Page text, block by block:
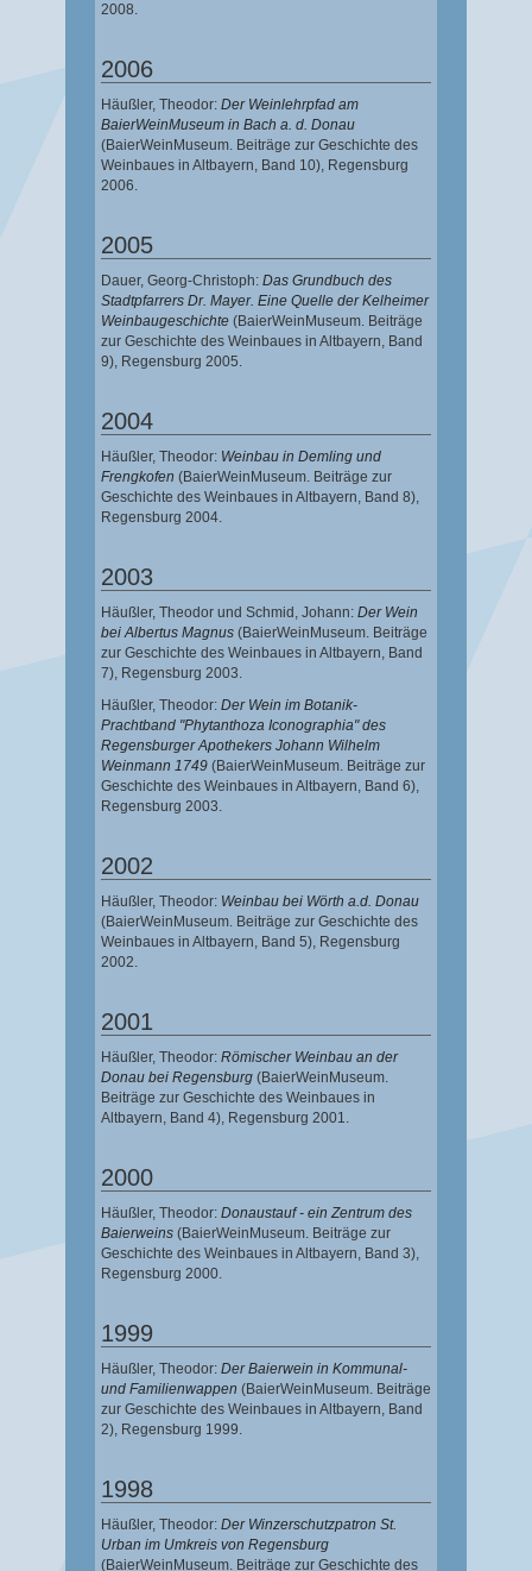
2008.
2006
Häußler, Theodor: Der Weinlehrpfad am
BaierWeinMuseum in Bach a. d. Donau
(BaierWeinMuseum. Beiträge zur Geschichte des
Weinbaues in Altbayern, Band 10), Regensburg
2006.
2005
Dauer, Georg-Christoph: Das Grundbuch des
Stadtpfarrers Dr. Mayer. Eine Quelle der Kelheimer
Weinbaugeschichte (BaierWeinMuseum. Beiträge
zur Geschichte des Weinbaues in Altbayern, Band
9), Regensburg 2005.
2004
Häußler, Theodor: Weinbau in Demling und
Frengkofen (BaierWeinMuseum. Beiträge zur
Geschichte des Weinbaues in Altbayern, Band 8),
Regensburg 2004.
2003
Häußler, Theodor und Schmid, Johann: Der Wein
bei Albertus Magnus (BaierWeinMuseum. Beiträge
zur Geschichte des Weinbaues in Altbayern, Band
7), Regensburg 2003.
Häußler, Theodor: Der Wein im Botanik-
Prachtband "Phytanthoza Iconographia" des
Regensburger Apothekers Johann Wilhelm
Weinmann 1749 (BaierWeinMuseum. Beiträge zur
Geschichte des Weinbaues in Altbayern, Band 6),
Regensburg 2003.
2002
Häußler, Theodor: Weinbau bei Wörth a.d. Donau
(BaierWeinMuseum. Beiträge zur Geschichte des
Weinbaues in Altbayern, Band 5), Regensburg
2002.
2001
Häußler, Theodor: Römischer Weinbau an der
Donau bei Regensburg (BaierWeinMuseum.
Beiträge zur Geschichte des Weinbaues in
Altbayern, Band 4), Regensburg 2001.
2000
Häußler, Theodor: Donaustauf - ein Zentrum des
Baierweins (BaierWeinMuseum. Beiträge zur
Geschichte des Weinbaues in Altbayern, Band 3),
Regensburg 2000.
1999
Häußler, Theodor: Der Baierwein in Kommunal-
und Familienwappen (BaierWeinMuseum. Beiträge
zur Geschichte des Weinbaues in Altbayern, Band
2), Regensburg 1999.
1998
Häußler, Theodor: Der Winzerschutzpatron St.
Urban im Umkreis von Regensburg
(BaierWeinMuseum. Beiträge zur Geschichte des